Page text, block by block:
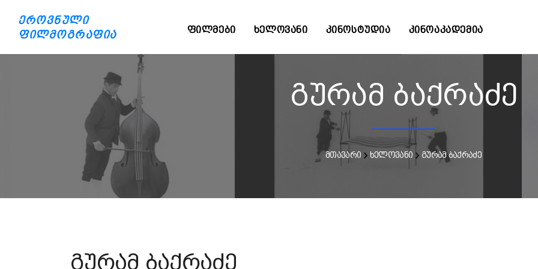
ეროვნული
ფილმოგრაფია
ᲤᲘᲚᲛᲔᲑᲘ ᲮᲔᲚᲝᲕᲐᲜᲘ ᲙᲘᲜᲝᲡᲢᲣᲓᲘᲐ ᲙᲘᲜᲝᲐᲙᲐᲓᲔᲛᲘᲐ
გურამ ბაქრაძე
მთავარი ხელოვანი გურამ ბაქრაძე
გურამ ბაქრაძე